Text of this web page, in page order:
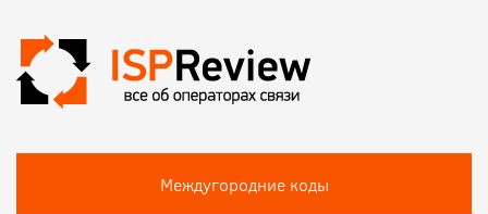
Междугородние коды